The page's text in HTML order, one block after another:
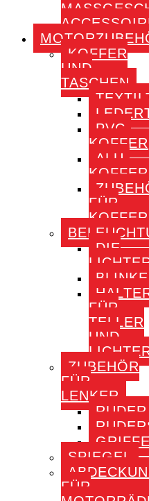
KOFFER
UND
TASCHEN
PVC-
KOFFER
ALU-
KOFFER
FÜR
KOFFER
DIE
FÜR
TELLER
UND
ZUBEHÖR
FÜR
LENKER
RUDER
GRIFFE
SPIEGEL
FÜR